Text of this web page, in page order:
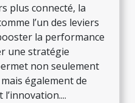
plus connecté, la
l’un des leviers
la performance
une stratégie
non seulement
également de